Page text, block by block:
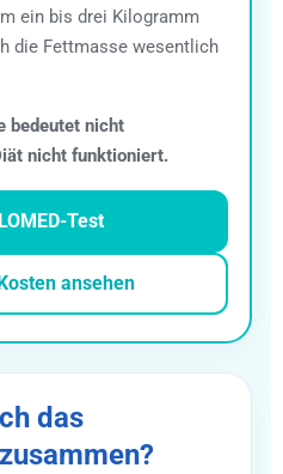
ein bis drei Kilogramm
die Fettmasse wesentlich
bedeutet nicht
nicht funktioniert.
Test
ansehen
das